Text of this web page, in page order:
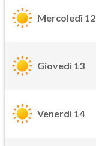
Mercoledì 12
Giovedì 13
Venerdì 14